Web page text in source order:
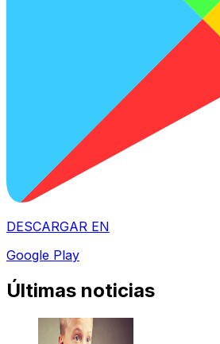
DESCARGAR EN
Google Play
Últimas noticias